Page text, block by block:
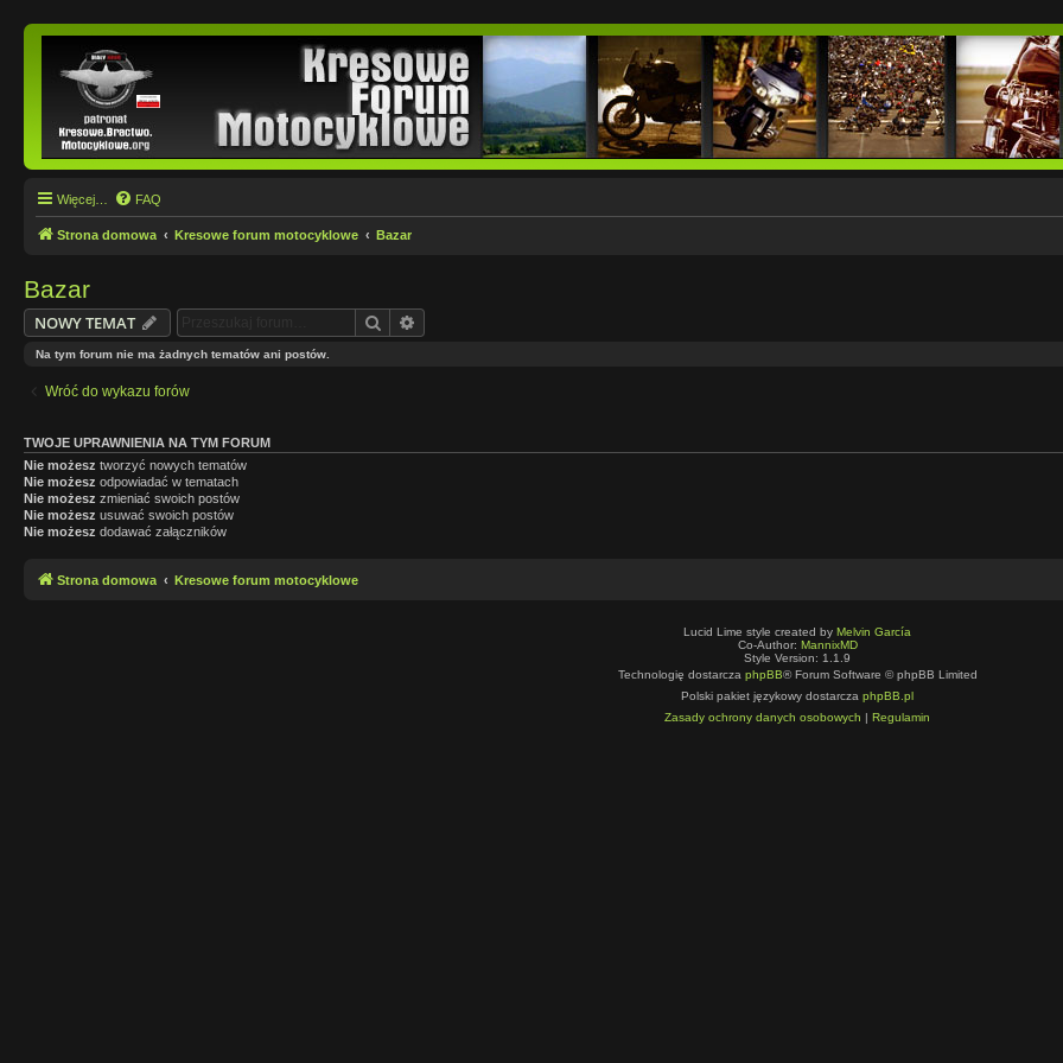
Więcej… FAQ
Strona domowa Kresowe forum motocyklowe Bazar
Bazar
NOWY TEMAT Szukaj
Na tym forum nie ma żadnych tematów ani postów.
Wróć do wykazu forów
TWOJE UPRAWNIENIA NA TYM FORUM
Nie możesz tworzyć nowych tematów
Nie możesz odpowiadać w tematach
Nie możesz zmieniać swoich postów
Nie możesz usuwać swoich postów
Nie możesz dodawać załączników
Strona domowa Kresowe forum motocyklowe
Lucid Lime style created by Melvin García
Co-Author: MannixMD
Style Version: 1.1.9
Technologię dostarcza phpBB® Forum Software © phpBB Limited
Polski pakiet językowy dostarcza phpBB.pl
Zasady ochrony danych osobowych
Regulamin